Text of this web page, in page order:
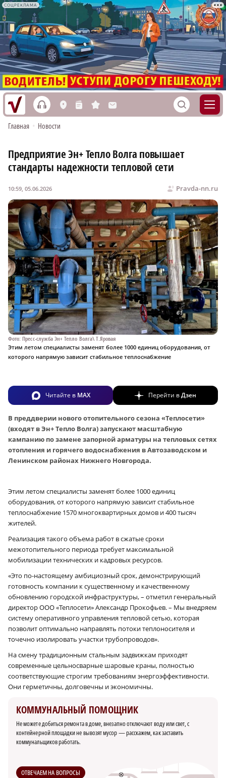
СОЦРЕКЛАМА
h L n s M S
Главная • Новости
Предприятие Эн+ Тепло Волга повышает
стандарты надежности тепловой сети
Pravda-nn.ru
10:59, 05.06.2026
Фото: Пресс-служба Эн+ Тепло Волга\ Т.Яровая
Этим летом специалисты заменят более 1000 единиц оборудования, от
которого напрямую зависит стабильное теплоснабжение
Читайте в MAX Перейти вДзен
В преддверии нового отопительного сезона «Теплосети»
(входят в Эн+ Тепло Волга) запускают масштабную
кампанию по замене запорной арматуры на тепловых сетях
отопления и горячего водоснабжения в Автозаводском и
Ленинском районах Нижнего Новгорода.
Этим летом специалисты заменят более 1000 единиц
оборудования, от которого напрямую зависит стабильное
теплоснабжение 1570 многоквартирных домов и 400 тысяч
жителей.
Реализация такого объема работ в сжатые сроки
межотопительного периода требует максимальной
мобилизации технических и кадровых ресурсов.
«Это по-настоящему амбициозный срок, демонстрирующий
готовность компании к существенному и качественному
обновлению городской инфраструктуры, – отметил генеральный
директор ООО «Теплосети» Александр Прокофьев. – Мы внедряем
систему оперативного управления тепловой сетью, которая
позволит оптимально направлять потоки теплоносителя и
точечно изолировать участки трубопроводов».
На смену традиционным стальным задвижкам приходят
современные цельносварные шаровые краны, полностью
соответствующие строгим требованиям энергоэффективности.
Они герметичны, долговечны и экономичны.
КОММУНАЛЬНЫЙ ПОМОЩНИК
Не можете добиться ремонта в доме, внезапно отключают воду или свет, с
контейнерной площадки не вывозят мусор — расскажем, как заставить
коммунальщиков работать.
ОТВЕЧАЕМ НА ВОПРОСЫ